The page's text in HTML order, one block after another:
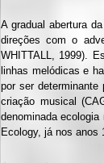
A gradual abertura
direções com o
WHITTALL, 1999).
linhas melódicas e
por ser determinante
criação musical
denominada
Ecology, já nos anos